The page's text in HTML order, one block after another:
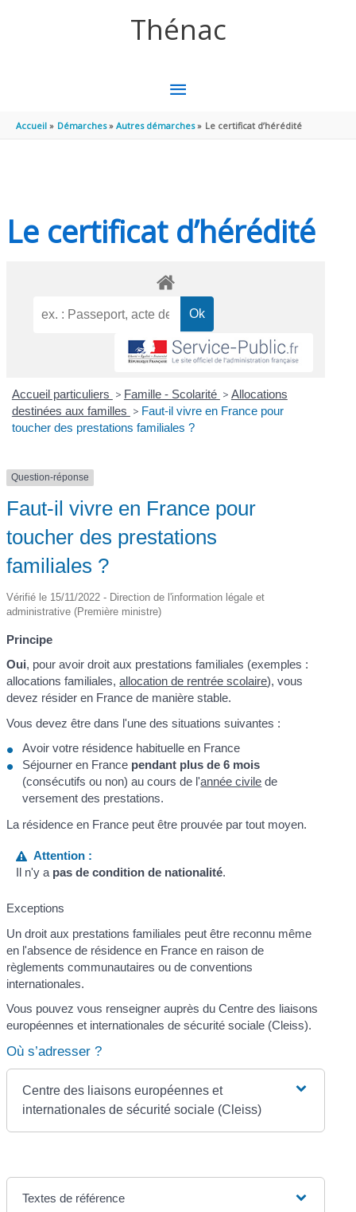
Thénac
MENU
PRINCIPAL
Accueil Démarches Autres démarches Le certificat d’hérédité
Le certificat d’hérédité
Accueil particuliers > Famille - Scolarité > Allocations
destinées aux familles > Faut-il vivre en France pour
toucher des prestations familiales ?
Question-réponse
Faut-il vivre en France pour
toucher des prestations
familiales ?
Vérifié le 15/11/2022 - Direction de l'information légale et
administrative (Première ministre)
Principe
Oui, pour avoir droit aux prestations familiales (exemples :
allocations familiales,allocation de rentrée scolaire), vous
devez résider en France de manière stable.
Vous devez être dans l'une des situations suivantes :
Avoir votre résidence habituelle en France
Séjourner en France pendant plus de 6 mois
(consécutifs ou non) au cours de l'année civile de
versement des prestations.
La résidence en France peut être prouvée par tout moyen.
Attention :
Il n'y a pas de condition de nationalité.
Exceptions
Un droit aux prestations familiales peut être reconnu même
en l'absence de résidence en France en raison de
règlements communautaires ou de conventions
internationales.
Vous pouvez vous renseigner auprès du Centre des liaisons
européennes et internationales de sécurité sociale (Cleiss).
Où s’adresser ?
Centre des liaisons européennes et
internationales de sécurité sociale (Cleiss)
Textes de référence